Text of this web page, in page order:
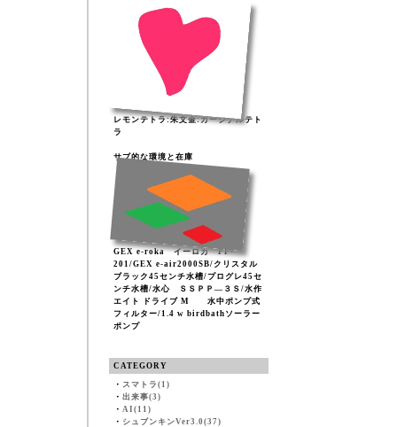
レモンテトラ:朱文金:カージナルテト
ラ
サブ的な環境と在庫
GEX e-roka イーロカ PF-
201/GEX e-air2000SB/クリスタル
ブラック45センチ水槽/プログレ45セ
ンチ水槽/水心 ＳＳＰＰ―３Ｓ/水作
エイト ドライブ M 水中ポンプ式
フィルター/1.4 w birdbathソーラー
ポンプ
CATEGORY
・ スマトラ(1)
・ 出来事(3)
・ AI(11)
・ シュブンキンVer3.0(37)